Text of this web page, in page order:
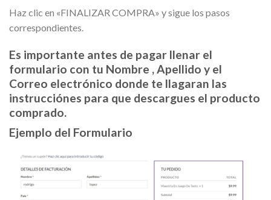
Haz clic en «FINALIZAR COMPRA» y sigue los pasos
correspondientes.
Es importante antes de pagar llenar el
formulario con tu Nombre , Apellido y el
Correo electrónico donde te llagaran las
instrucciónes para que descargues el producto
comprado.
Ejemplo del Formulario